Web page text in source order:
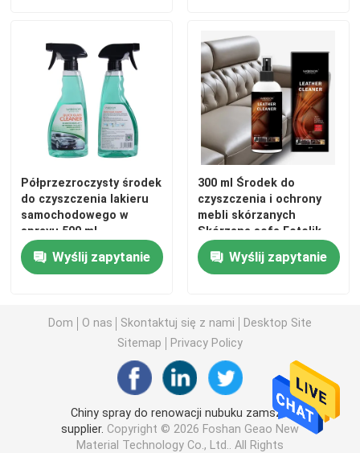
Półprzezroczysty środek
do czyszczenia lakieru
samochodowego w
sprayu 500 ml
Odświeżająca wizja
Wyślij zapytanie
300 ml Środek do
czyszczenia i ochrony
mebli skórzanych
Skórzana sofa Fotelik
samochodowy Fotel do
masażu Pielęgnacja
Wyślij zapytanie
Dom O nas Skontaktuj się z nami
Desktop Site
Sitemap
Privacy Policy
Chiny spray do renowacji nubuku zamszu
supplier. Copyright © 2026 Foshan Geao New
Material Technology Co., Ltd.. All Rights